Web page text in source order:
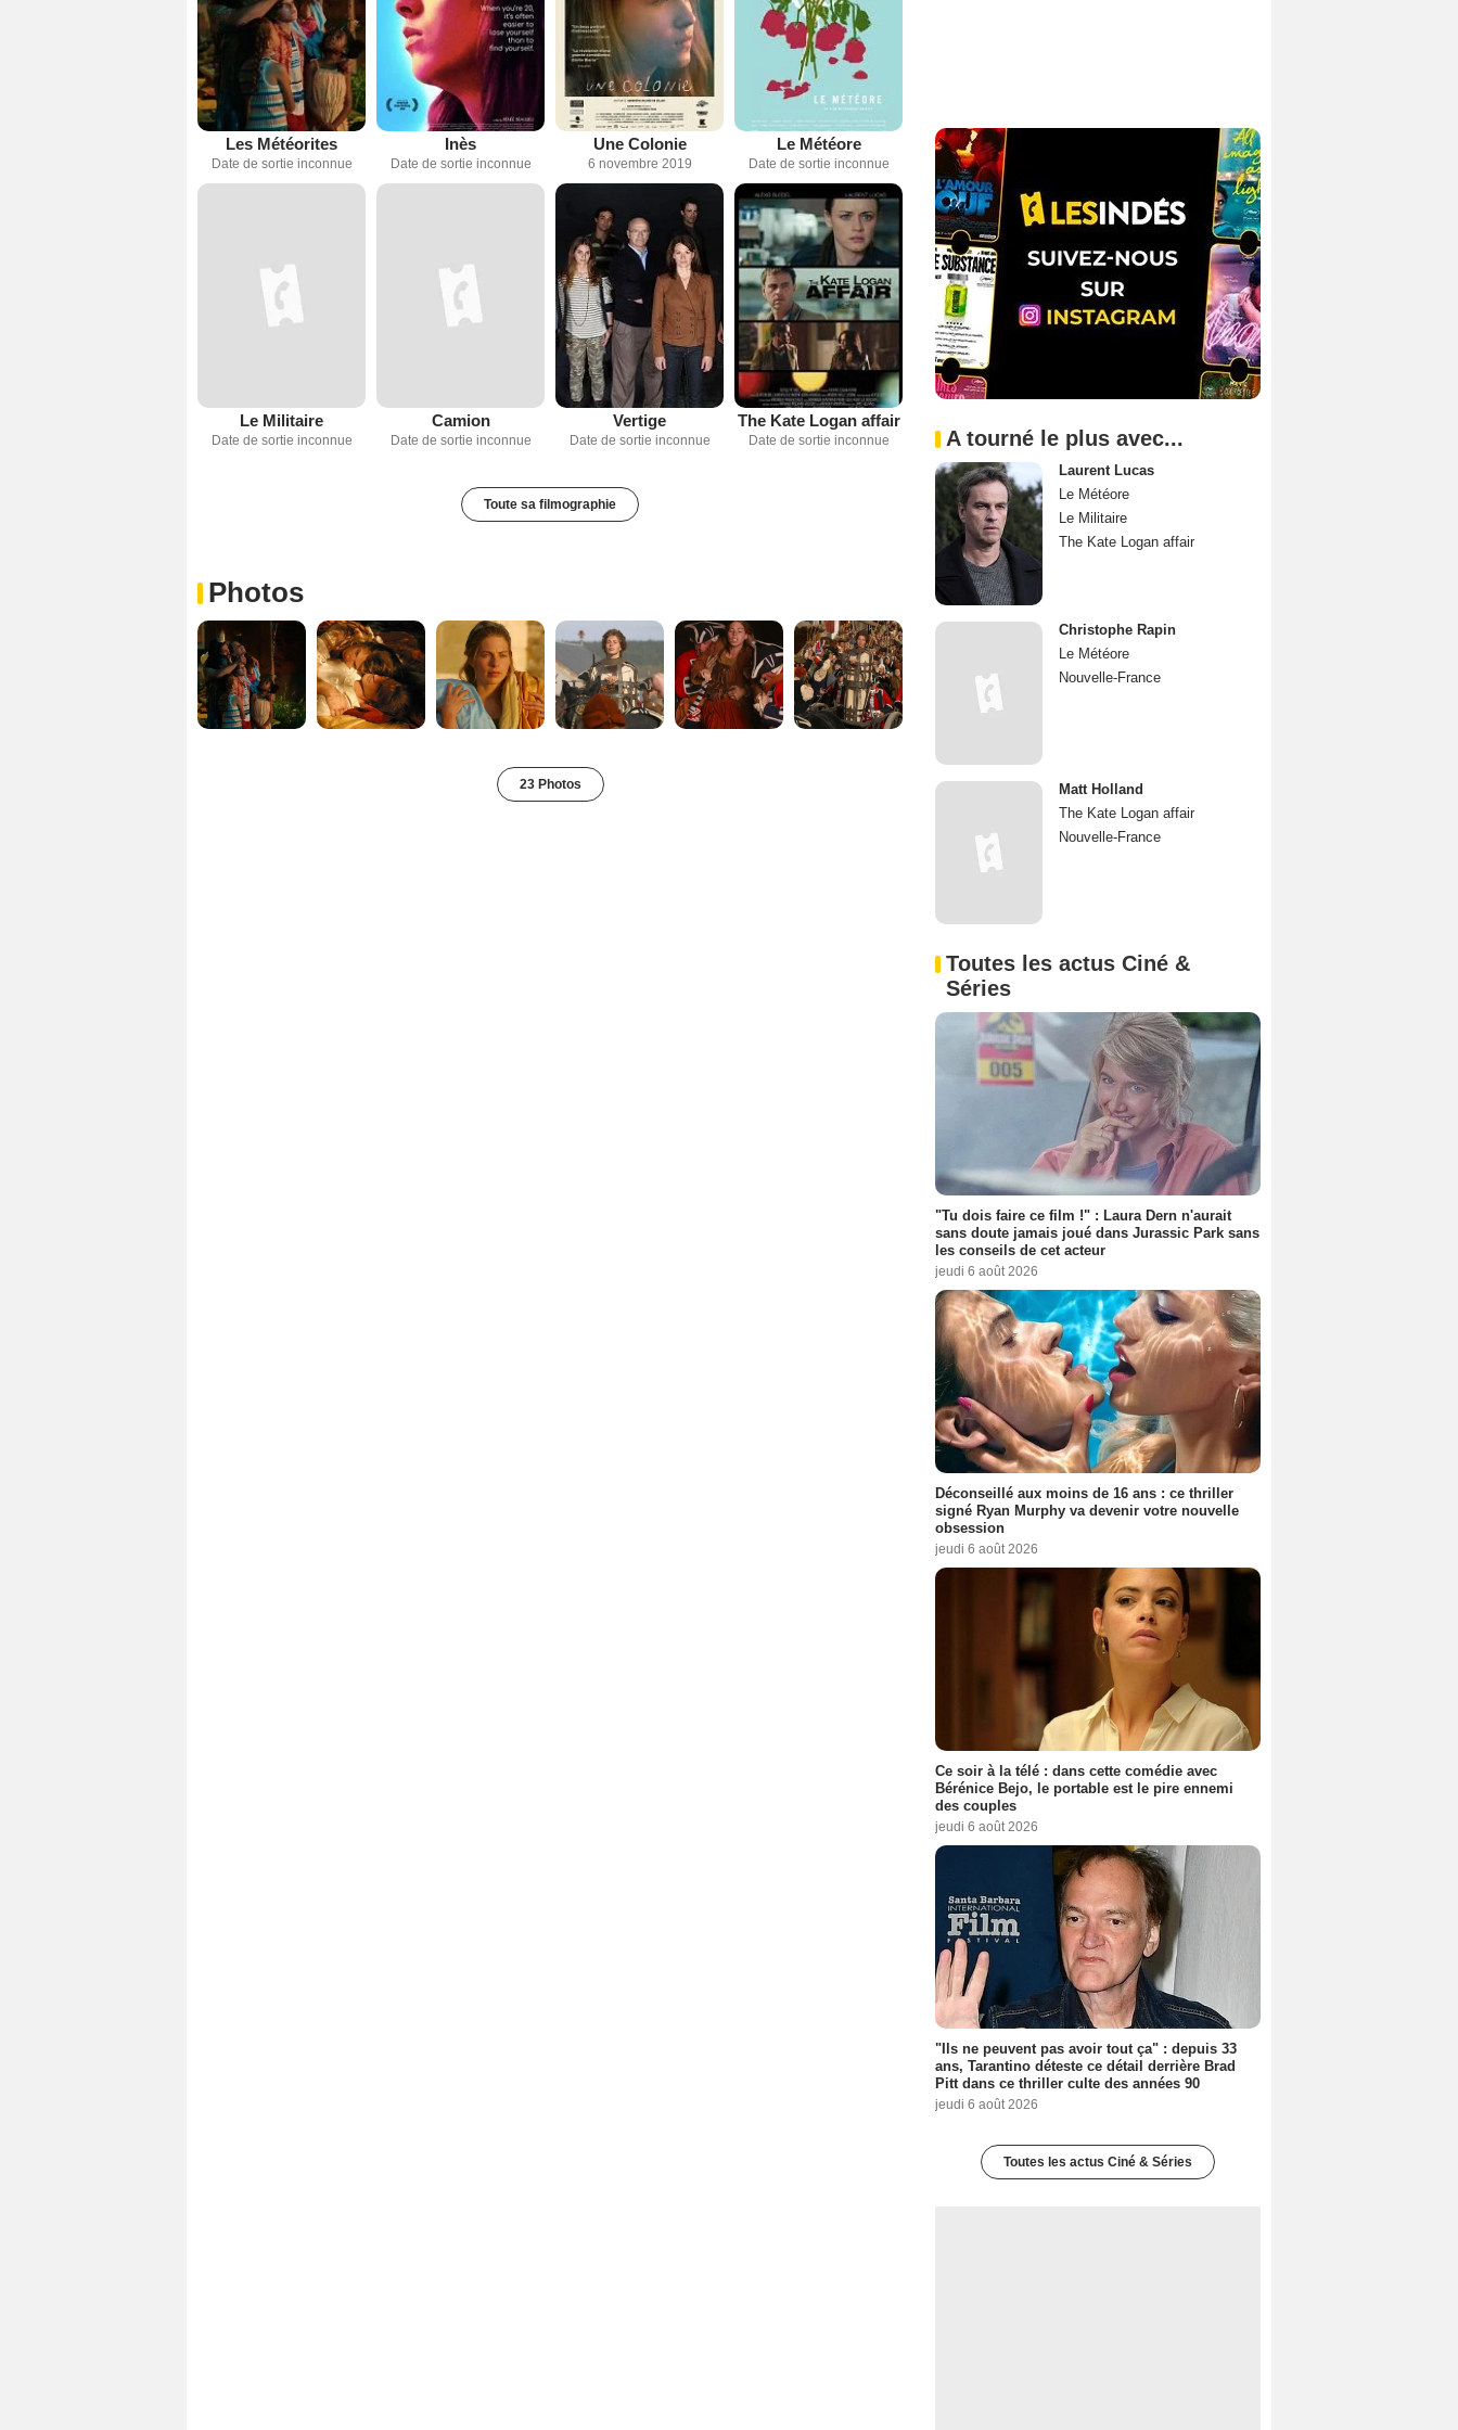
Les Météorites
Date de sortie inconnue
Inès
Date de sortie inconnue
Une Colonie
6 novembre 2019
Le Météore
Date de sortie inconnue
Le Militaire
Date de sortie inconnue
Camion
Date de sortie inconnue
Vertige
Date de sortie inconnue
The Kate Logan affair
Date de sortie inconnue
Toute sa filmographie
Photos
23 Photos
A tourné le plus avec...
Laurent Lucas
Le Météore
Le Militaire
The Kate Logan affair
Christophe Rapin
Le Météore
Nouvelle-France
Matt Holland
The Kate Logan affair
Nouvelle-France
Toutes les actus Ciné &
Séries
"Tu dois faire ce film !" : Laura Dern n'aurait
sans doute jamais joué dans Jurassic Park sans
les conseils de cet acteur
jeudi 6 août 2026
Déconseillé aux moins de 16 ans : ce thriller
signé Ryan Murphy va devenir votre nouvelle
obsession
jeudi 6 août 2026
Ce soir à la télé : dans cette comédie avec
Bérénice Bejo, le portable est le pire ennemi
des couples
jeudi 6 août 2026
"Ils ne peuvent pas avoir tout ça" : depuis 33
ans, Tarantino déteste ce détail derrière Brad
Pitt dans ce thriller culte des années 90
jeudi 6 août 2026
Toutes les actus Ciné & Séries